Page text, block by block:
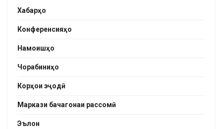
Хабарҳо
Конференсияҳо
Намоишҳо
Чорабиниҳо
Корҳои эҷодӣ
Маркази бачагонаи рассомӣ
Эълон